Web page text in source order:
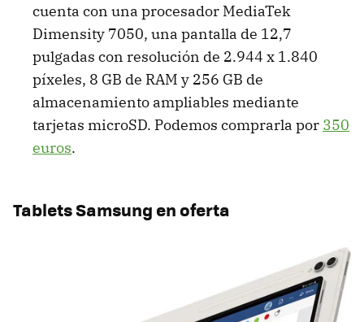
cuenta con una procesador MediaTek
Dimensity 7050, una pantalla de 12,7
pulgadas con resolución de 2.944 x 1.840
píxeles, 8 GB de RAM y 256 GB de
almacenamiento ampliables mediante
tarjetas microSD. Podemos comprarla por 350
euros.
Tablets Samsung en oferta